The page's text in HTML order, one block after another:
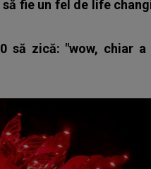
fie un fel de life
să zică: "wow, chiar